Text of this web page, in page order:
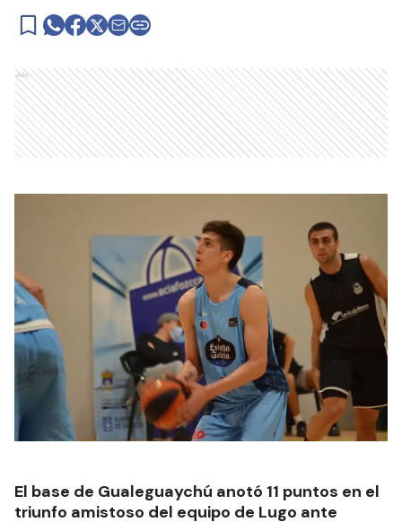
Ads
El base de Gualeguaychú anotó 11 puntos en el
triunfo amistoso del equipo de Lugo ante